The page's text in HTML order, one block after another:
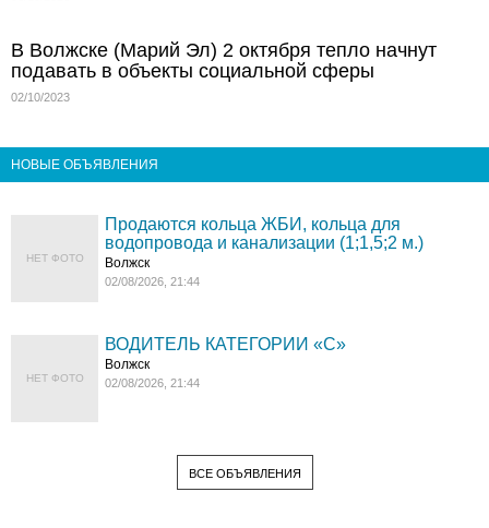
В Волжске (Марий Эл) 2 октября тепло начнут
подавать в объекты социальной сферы
02/10/2023
НОВЫЕ ОБЪЯВЛЕНИЯ
НЕТ ФОТО
Продаются кольца ЖБИ, кольца для
водопровода и канализации (1;1,5;2 м.)
Волжск
02/08/2026, 21:44
НЕТ ФОТО
ВОДИТЕЛЬ КАТЕГОРИИ «C»
Волжск
02/08/2026, 21:44
ВСЕ ОБЪЯВЛЕНИЯ